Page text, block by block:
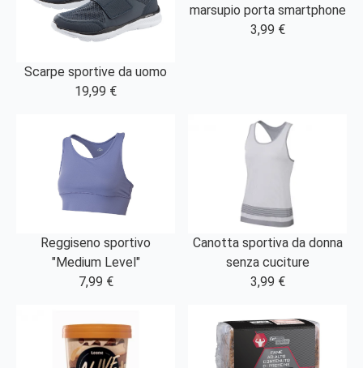
Scarpe sportive da uomo
19,99 €
marsupio porta smartphone
3,99 €
Reggiseno sportivo
"Medium Level"
7,99 €
Canotta sportiva da donna
senza cuciture
3,99 €